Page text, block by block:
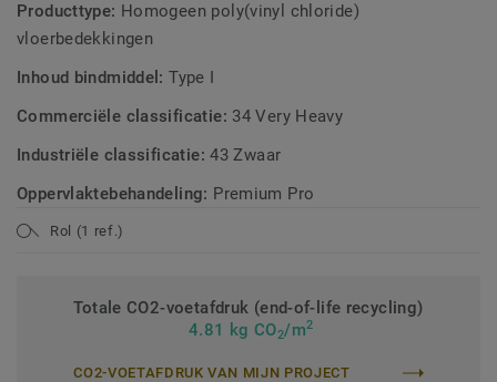
Producttype: Homogeen poly(vinyl chloride)
vloerbedekkingen
Inhoud bindmiddel:Type I
Commerciële classificatie: 34 Very Heavy
Industriële classificatie:43 Zwaar
Oppervlaktebehandeling: Premium Pro
Rol (1 ref.)
Totale CO2-voetafdruk (end-of-life recycling)
4.81 kg CO2/m2
CO2-VOETAFDRUK VAN MIJN PROJECT